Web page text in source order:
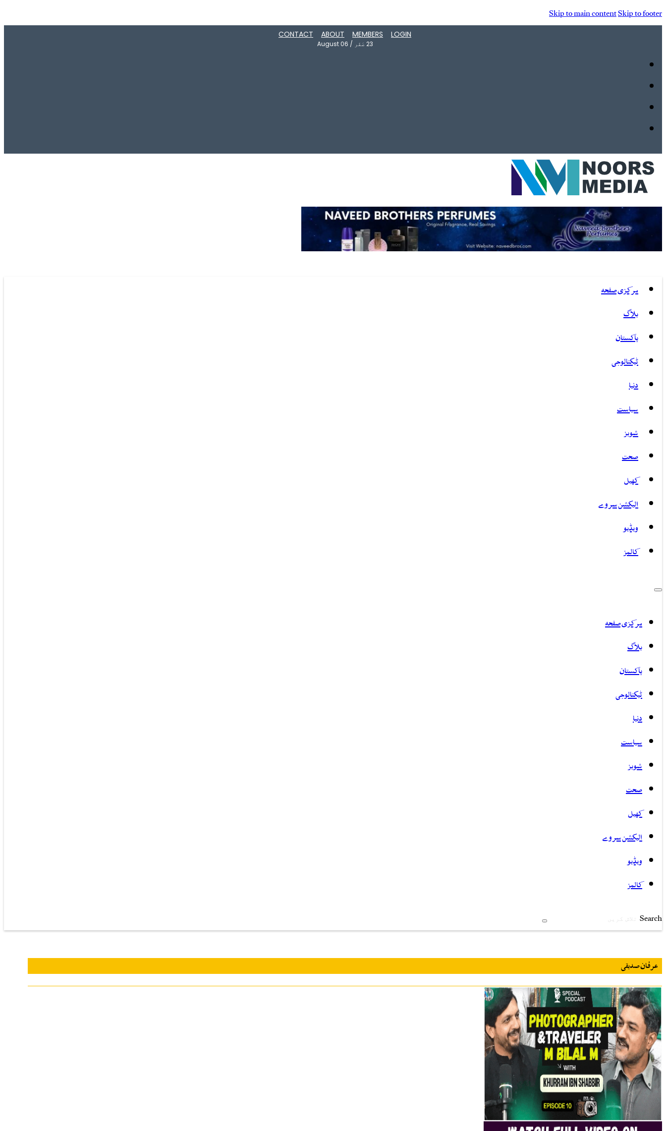
Skip to main contentSkip to footer
LOGIN
MEMBERS
ABOUT
CONTACT
23 صَفَر /
August 06
مرکزی صفحہ
بلاگ
پاکستان
ٹیکنالوجی
دنیا
سیاست
شوبز
صحت
کھیل
الیکشن سروے
ویڈیو
کالمز
مرکزی صفحہ
بلاگ
پاکستان
ٹیکنالوجی
دنیا
سیاست
شوبز
صحت
کھیل
الیکشن سروے
ویڈیو
کالمز
Search
عرفان صدیقی